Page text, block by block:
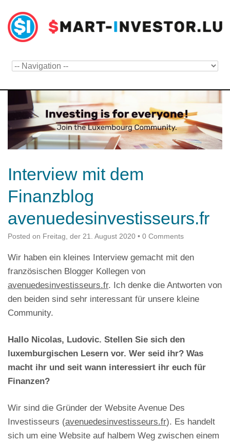
Interview mit dem
Finanzblog
avenuedesinvestisseurs.fr
Posted on Freitag, der 21. August 2020 • 0 Comments
Wir haben ein kleines Interview gemacht mit den
französischen Blogger Kollegen von
avenuedesinvestisseurs.fr. Ich denke die Antworten von
den beiden sind sehr interessant für unsere kleine
Community.
Hallo Nicolas, Ludovic. Stellen Sie sich den
luxemburgischen Lesern vor. Wer seid ihr? Was
macht ihr und seit wann interessiert ihr euch für
Finanzen?
Wir sind die Gründer der Website Avenue Des
Investisseurs (avenuedesinvestisseurs.fr). Es handelt
sich um eine Website auf halbem Weg zwischen einem